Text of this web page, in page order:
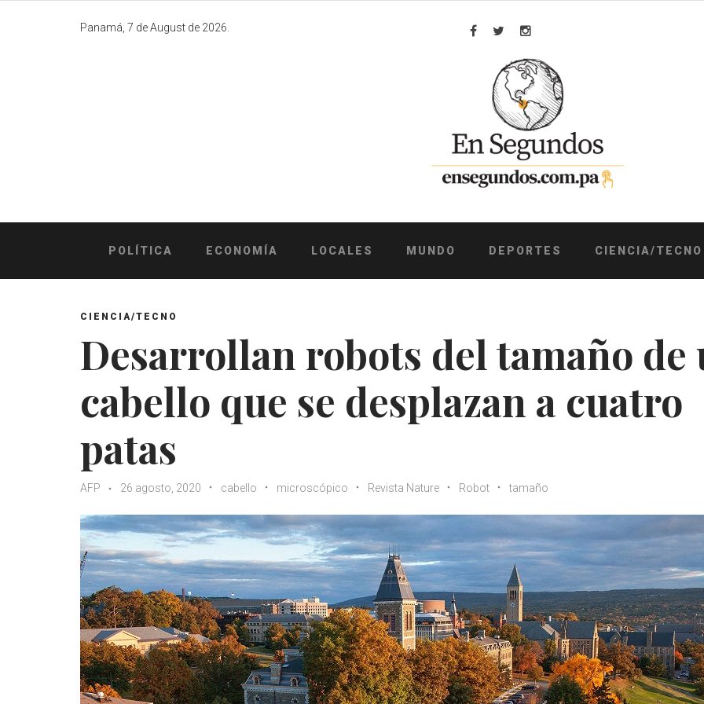
Panamá, 7 de August de 2026.
Facebook
TwitterInstagram
POLÍTICA ECONOMÍA LOCALES MUNDO DEPORTES CIENCIA/TECNO
CIENCIA/TECNO
Desarrollan robots del tamaño de
cabello que se desplazan a cuatro
patas
AFP 26 agosto, 2020 cabello microscópico Revista Nature Robot tamaño